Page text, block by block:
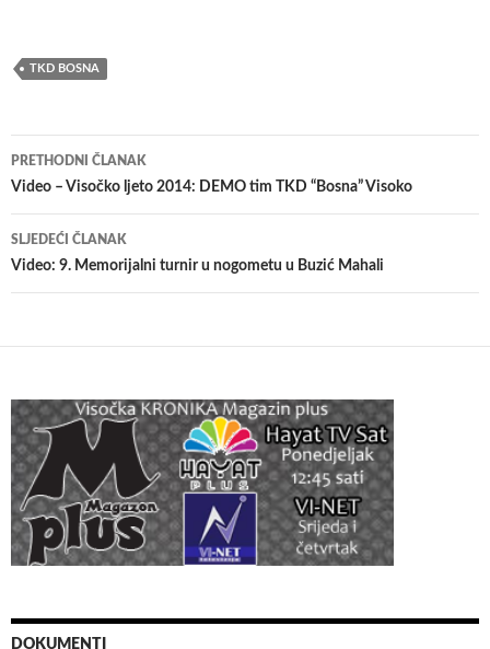
TKD BOSNA
Navigacija
članaka
PRETHODNI ČLANAK
Video – Visočko ljeto 2014: DEMO tim TKD “Bosna” Visoko
SLJEDEĆI ČLANAK
Video: 9. Memorijalni turnir u nogometu u Buzić Mahali
DOKUMENTI